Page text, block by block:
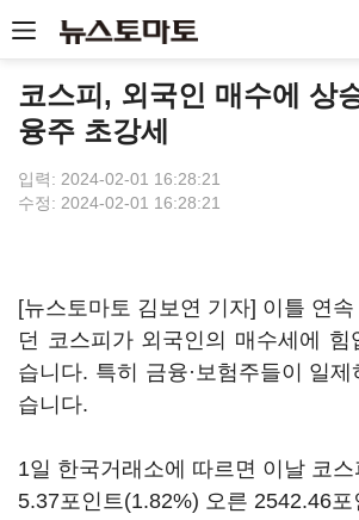
코스피, 외국인 매수에 상
융주 초강세
입력: 2024-02-01 16:28:21
수정: 2024-02-01 16:28:21
[뉴스토마토 김보연 기자] 이틀 연
던 코스피가 외국인의 매수세에 힘
습니다. 특히 금융·보험주들이 일
습니다.
1일 한국거래소에 따르면 이날 코
5.37포인트(1.82%) 오른 2542.46